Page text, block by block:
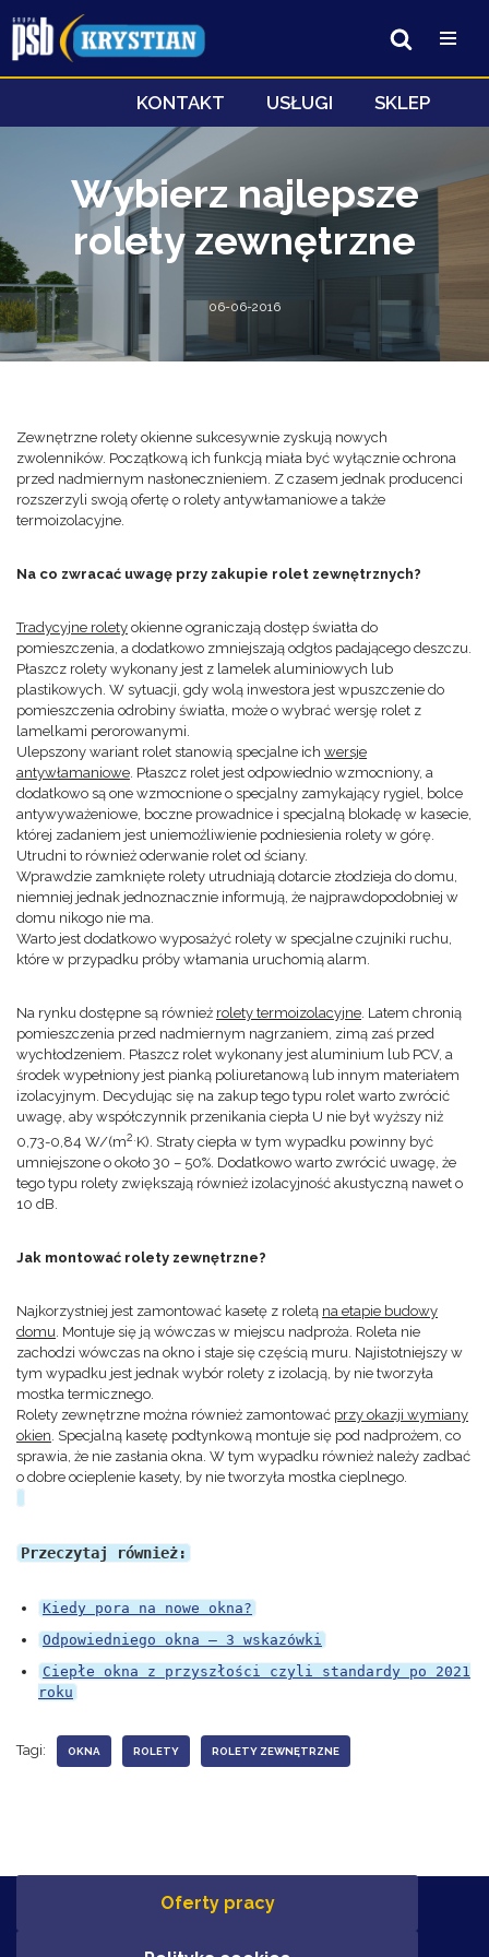
Przejdź
do
KONTAKT USŁUGI SKLEP
Wybierz najlepsze
rolety zewnętrzne
06-06-2016
Zewnętrzne rolety okienne sukcesywnie zyskują nowych
zwolenników. Początkową ich funkcją miała być wyłącznie ochrona
przed nadmiernym nasłonecznieniem. Z czasem jednak producenci
rozszerzyli swoją ofertę o rolety antywłamaniowe a także
termoizolacyjne.
Na co zwracać uwagę przy zakupie rolet zewnętrznych?
Tradycyjne rolety okienne ograniczają dostęp światła do
pomieszczenia, a dodatkowo zmniejszają odgłos padającego deszczu.
Płaszcz rolety wykonany jest z lamelek aluminiowych lub
plastikowych. W sytuacji, gdy wolą inwestora jest wpuszczenie do
pomieszczenia odrobiny światła, może o wybrać wersję rolet z
lamelkami perorowanymi.
Ulepszony wariant rolet stanowią specjalne ich wersje
antywłamaniowe. Płaszcz rolet jest odpowiednio wzmocniony, a
dodatkowo są one wzmocnione o specjalny zamykający rygiel, bolce
antywyważeniowe, boczne prowadnice i specjalną blokadę w kasecie,
której zadaniem jest uniemożliwienie podniesienia rolety w górę.
Utrudni to również oderwanie rolet od ściany.
Wprawdzie zamknięte rolety utrudniają dotarcie złodzieja do domu,
niemniej jednak jednoznacznie informują, że najprawdopodobniej w
domu nikogo nie ma.
Warto jest dodatkowo wyposażyć rolety w specjalne czujniki ruchu,
które w przypadku próby włamania uruchomią alarm.
Na rynku dostępne są również rolety termoizolacyjne. Latem chronią
pomieszczenia przed nadmiernym nagrzaniem, zimą zaś przed
wychłodzeniem. Płaszcz rolet wykonany jest aluminium lub PCV, a
środek wypełniony jest pianką poliuretanową lub innym materiałem
izolacyjnym. Decydując się na zakup tego typu rolet warto zwrócić
uwagę, aby współczynnik przenikania ciepła U nie był wyższy niż
0,73-0,84 W/(m2.K). Straty ciepła w tym wypadku powinny być
umniejszone o około 30 – 50%. Dodatkowo warto zwrócić uwagę, że
tego typu rolety zwiększają również izolacyjność akustyczną nawet o
10 dB.
Jak montować rolety zewnętrzne?
Najkorzystniej jest zamontować kasetę z roletą na etapie budowy
domu. Montuje się ją wówczas w miejscu nadproża. Roleta nie
zachodzi wówczas na okno i staje się częścią muru. Najistotniejszy w
tym wypadku jest jednak wybór rolety z izolacją, by nie tworzyła
mostka termicznego.
Rolety zewnętrzne można również zamontować przy okazji wymiany
okien. Specjalną kasetę podtynkową montuje się pod nadprożem, co
sprawia, że nie zasłania okna. W tym wypadku również należy zadbać
o dobre ocieplenie kasety, by nie tworzyła mostka cieplnego.
Przeczytaj również:
Kiedy pora na nowe okna?
Odpowiedniego okna – 3 wskazówki
Ciepłe okna z przyszłości czyli standardy po 2021
roku
Tagi: OKNA ROLETY ROLETY ZEWNĘTRZNE
Oferty pracy